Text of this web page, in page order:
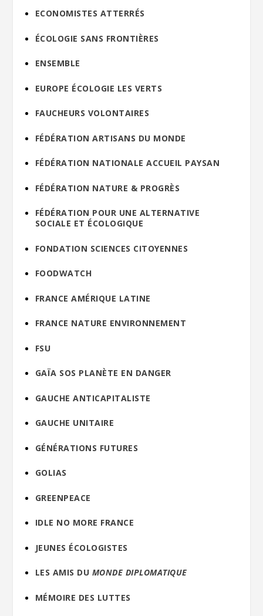
ECONOMISTES ATTERRÉS
ÉCOLOGIE SANS FRONTIÈRES
ENSEMBLE
EUROPE ÉCOLOGIE LES VERTS
FAUCHEURS VOLONTAIRES
FÉDÉRATION ARTISANS DU MONDE
FÉDÉRATION NATIONALE ACCUEIL PAYSAN
FÉDÉRATION NATURE & PROGRÈS
FÉDÉRATION POUR UNE ALTERNATIVE
SOCIALE ET ÉCOLOGIQUE
FONDATION SCIENCES CITOYENNES
FOODWATCH
FRANCE AMÉRIQUE LATINE
FRANCE NATURE ENVIRONNEMENT
FSU
GAÏA SOS PLANÈTE EN DANGER
GAUCHE ANTICAPITALISTE
GAUCHE UNITAIRE
GÉNÉRATIONS FUTURES
GOLIAS
GREENPEACE
IDLE NO MORE FRANCE
JEUNES ÉCOLOGISTES
LES AMIS DU MONDE DIPLOMATIQUE
MÉMOIRE DES LUTTES